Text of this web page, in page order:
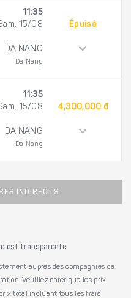
11:35
15/08
DA NANG
Da Nang
Épuisé
11:35
15/08
DA NANG
Da Nang
4,300,000 đ
INDIRECTS
est transparente
auprès des compagnies de
Veuillez noter que les prix
total incluant tous les frais